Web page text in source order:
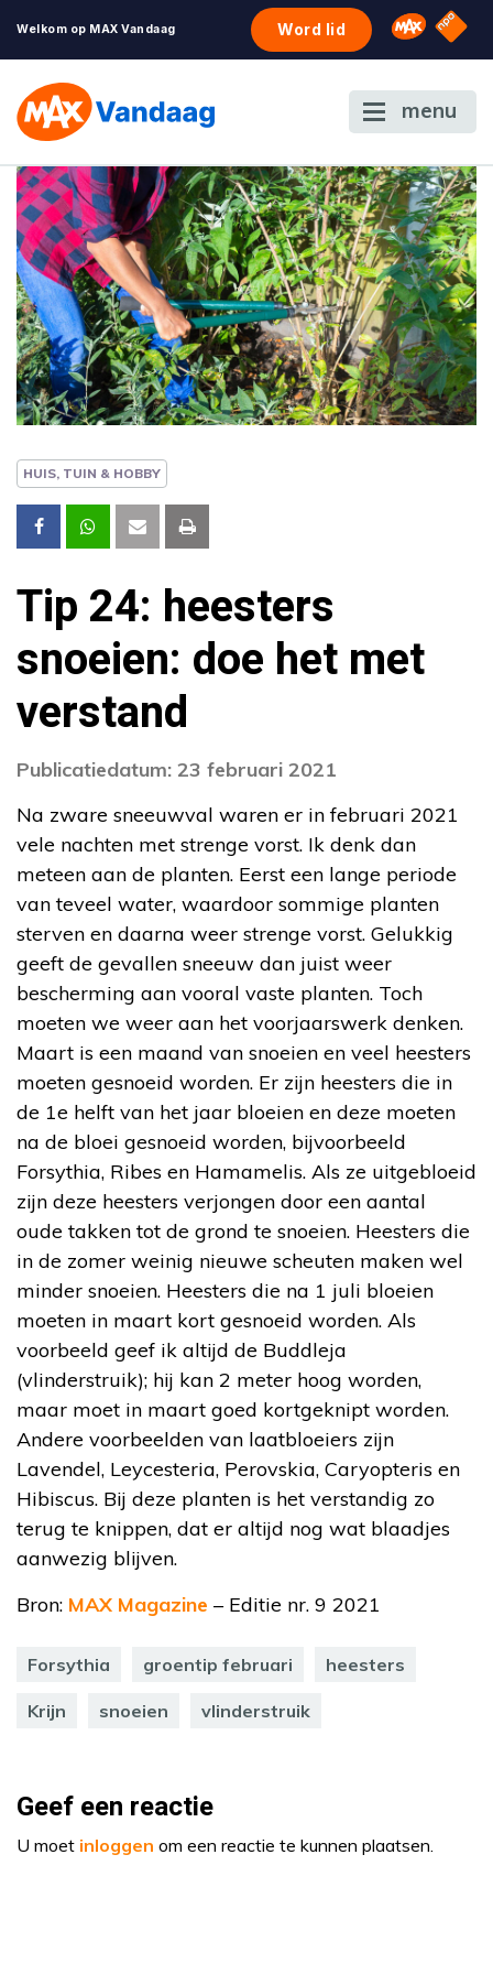
Welkom op MAX Vandaag Word lid Omroep
NPO
menu
HUIS, TUIN & HOBBY
Tip 24: heesters
snoeien: doe het met
verstand
Publicatiedatum: 23 februari 2021
Na zware sneeuwval waren er in februari 2021
vele nachten met strenge vorst. Ik denk dan
meteen aan de planten. Eerst een lange periode
van teveel water, waardoor sommige planten
sterven en daarna weer strenge vorst. Gelukkig
geeft de gevallen sneeuw dan juist weer
bescherming aan vooral vaste planten. Toch
moeten we weer aan het voorjaarswerk denken.
Maart is een maand van snoeien en veel heesters
moeten gesnoeid worden. Er zijn heesters die in
de 1e helft van het jaar bloeien en deze moeten
na de bloei gesnoeid worden, bijvoorbeeld
Forsythia, Ribes en Hamamelis. Als ze uitgebloeid
zijn deze heesters verjongen door een aantal
oude takken tot de grond te snoeien. Heesters die
in de zomer weinig nieuwe scheuten maken wel
minder snoeien. Heesters die na 1 juli bloeien
moeten in maart kort gesnoeid worden. Als
voorbeeld geef ik altijd de Buddleja
(vlinderstruik); hij kan 2 meter hoog worden,
maar moet in maart goed kortgeknipt worden.
Andere voorbeelden van laatbloeiers zijn
Lavendel, Leycesteria, Perovskia, Caryopteris en
Hibiscus. Bij deze planten is het verstandig zo
terug te knippen, dat er altijd nog wat blaadjes
aanwezig blijven.
Bron: MAX Magazine – Editie nr. 9 2021
Forsythia groentip februari heesters
Krijn snoeien vlinderstruik
Geef een reactie
U moet inloggen om een reactie te kunnen plaatsen.